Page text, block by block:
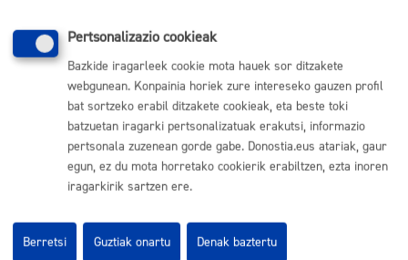
010(doan Donostiatik)
(+34) 943 481 000
Herritarren postontzia
Webeko akatsen berri eman
Esteka erabilgarriak
Kontratatzailaren profila
Egoitza elektronikoa
Pertsonalizazio cookieak
Bazkide iragarleek cookie mota hauek sor ditzakete
webgunean. Konpainia horiek zure intereseko gauzen profil
bat sortzeko erabil ditzakete cookieak, eta beste toki
batzuetan iragarki pertsonalizatuak erakutsi, informazio
pertsonala zuzenean gorde gabe. Donostia.eus atariak, gaur
egun, ez du mota horretako cookierik erabiltzen, ezta inoren
iragarkirik sartzen ere.
Denak baztertu
Berretsi Guztiak onartu